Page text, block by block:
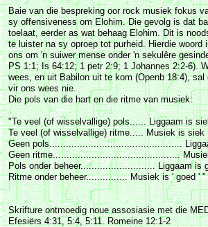
Baie van die bespreking oor rock musiek fokus
sy offensiveness om Elohim. Die gevolg is dat
toelaat, eerder as wat behaag Elohim. Dit is
te luister na sy oproep tot purheid. Hierdie
ons om 'n suiwer mense onder 'n sekulêre
PS 1:1; Is 64:12; 1 petr 2:9; 1 Johannes 2:2-6).
wees, en uit Babilon uit te kom (Openb 18:4),
vir ons wees nie.
Die pols van die hart en die ritme van musiek:
"Te veel (of wisselvallige) pols...... Liggaam is
Te veel (of wisselvallige) ritme..... Musiek is siek
Geen pols................................................
Geen ritme..............................................
Pols onder beheer........................... Liggaam is
Ritme onder beheer............... Musiek is ' goed ' "
Skrifture ontmoedig noue assosiasie met die
Efesiërs 4:31, 5:4, 5:11. Romeine 12:1-2